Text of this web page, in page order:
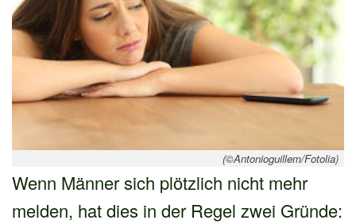
(©Antonioguillem/Fotolia)
Wenn Männer sich plötzlich nicht mehr
melden, hat dies in der Regel zwei Gründe: